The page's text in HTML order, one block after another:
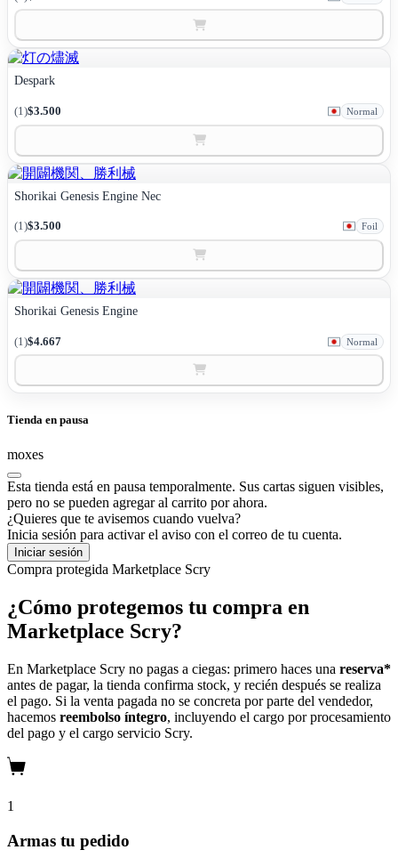
Despark
(1)$3.500 Normal
Shorikai Genesis Engine Nec
(1)$3.500 Foil
Shorikai Genesis Engine
(1)$4.667 Normal
Tienda en pausa
moxes
Esta tienda está en pausa temporalmente. Sus cartas siguen visibles,
pero no se pueden agregar al carrito por ahora.
¿Quieres que te avisemos cuando vuelva?
Inicia sesión para activar el aviso con el correo de tu cuenta.
Iniciar sesión
Compra protegida Marketplace Scry
¿Cómo protegemos tu compra en
Marketplace Scry?
En Marketplace Scry no pagas a ciegas: primero haces una reserva*
antes de pagar, la tienda confirma stock, y recién después se realiza
el pago. Si la venta pagada no se concreta por parte del vendedor,
hacemos reembolso íntegro, incluyendo el cargo por procesamiento
del pago y el cargo servicio Scry.
1
Armas tu pedido